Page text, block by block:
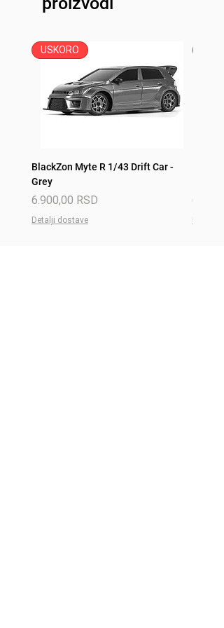
Traxxas iD konektor
USKORO
BlackZon Myte R 1/43 Drift Car -
Grey
Price
6.900,00 RSD
Detalji dostave
Price